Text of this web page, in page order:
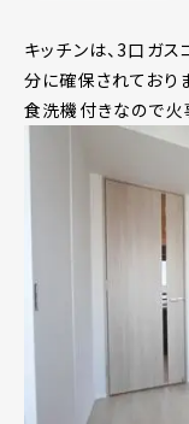
キッチンは、3口ガ
分に確保されておりま
食洗機付きなので火